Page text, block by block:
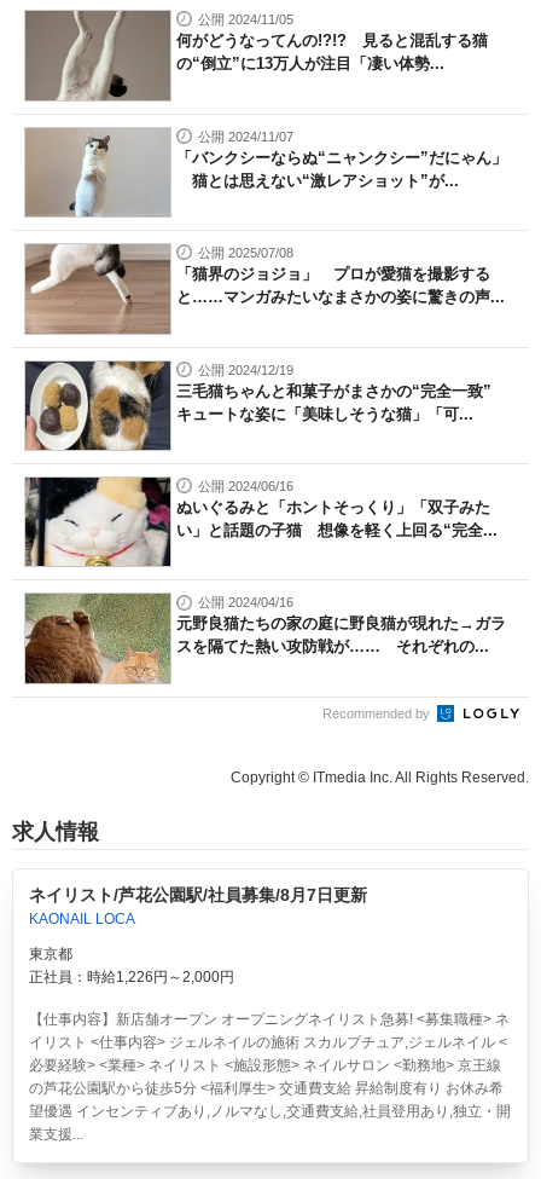
公開 2024/11/05
何がどうなってんの!?!? 見ると混乱する猫
の“倒立”に13万人が注目「凄い体勢...
公開 2024/11/07
「バンクシーならぬ“ニャンクシー”だにゃん」
猫とは思えない“激レアショット”が...
公開 2025/07/08
「猫界のジョジョ」 プロが愛猫を撮影する
と……マンガみたいなまさかの姿に驚きの声...
公開 2024/12/19
三毛猫ちゃんと和菓子がまさかの“完全一致”
キュートな姿に「美味しそうな猫」「可...
公開 2024/06/16
ぬいぐるみと「ホントそっくり」「双子みた
い」と話題の子猫 想像を軽く上回る“完全...
公開 2024/04/16
元野良猫たちの家の庭に野良猫が現れた→ガラ
スを隔てた熱い攻防戦が…… それぞれの...
Recommended by
Copyright © ITmedia Inc. All Rights Reserved.
求人情報
ネイリスト/芦花公園駅/社員募集/8月7日更新
KAONAIL LOCA
東京都
正社員：時給1,226円～2,000円
【仕事内容】新店舗オープン オープニングネイリスト急募! <募集職種> ネ
イリスト <仕事内容> ジェルネイルの施術 スカルプチュア,ジェルネイル <
必要経験> <業種> ネイリスト <施設形態> ネイルサロン <勤務地> 京王線
の芦花公園駅から徒歩5分 <福利厚生> 交通費支給 昇給制度有り お休み希
望優遇 インセンティブあり,ノルマなし,交通費支給,社員登用あり,独立・開
業支援...